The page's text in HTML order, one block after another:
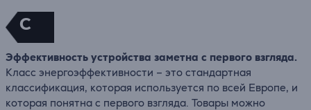
C
Эффективность устройства заметна с первого взгляда.
Класс энергоэффективности – это стандартная
классификация, которая используется по всей Европе, и
которая понятна с первого взгляда. Товары можно